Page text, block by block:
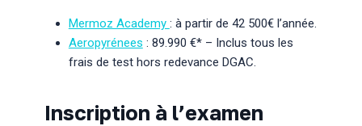
Mermoz Academy : à partir de 42 500€ l’année.
Aeropyrénees : 89.990 €* – Inclus tous les
frais de test hors redevance DGAC.
Inscription à l’examen